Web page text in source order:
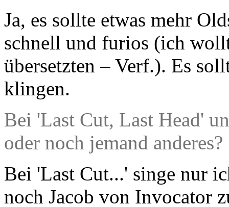
Ja, es sollte etwas mehr
schnell und furios (ich
übersetzten – Verf.). Es
klingen.
Bei 'Last Cut, Last Head'
oder noch jemand anderes?
Bei 'Last Cut...' singe nur
noch Jacob von Invocator